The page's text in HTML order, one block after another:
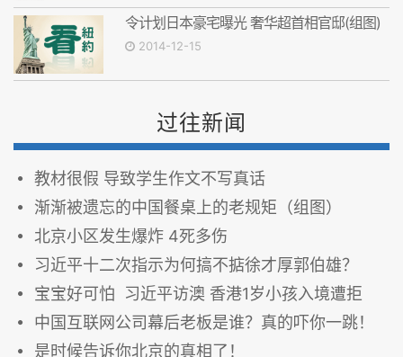
令计划日本豪宅曝光 奢华超首相官邸(组图)
2014-12-15
过往新闻
教材很假 导致学生作文不写真话
渐渐被遗忘的中国餐桌上的老规矩（组图）
北京小区发生爆炸 4死多伤
习近平十二次指示为何搞不掂徐才厚郭伯雄？
宝宝好可怕 习近平访澳 香港1岁小孩入境遭拒
中国互联网公司幕后老板是谁？真的吓你一跳！
是时候告诉你北京的真相了！